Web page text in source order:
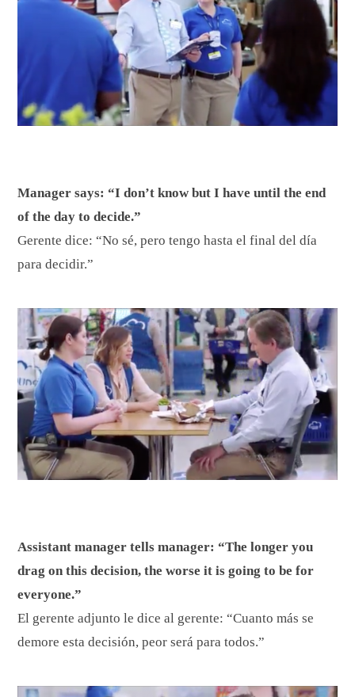
Manager says: “I don’t know but I have until the end
of the day to decide.”
Gerente dice: “No sé, pero tengo hasta el final del día
para decidir.”
Assistant manager tells manager: “The longer you
drag on this decision, the worse it is going to be for
everyone.”
El gerente adjunto le dice al gerente: “Cuanto más se
demore esta decisión, peor será para todos.”